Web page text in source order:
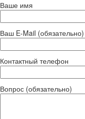
Ваше имя
Ваш E-Mail (обязательно)
Контактный телефон
Вопрос (обязательно)